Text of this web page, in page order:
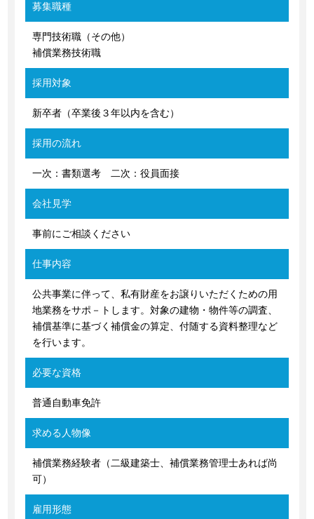
募集職種
専門技術職（その他）
補償業務技術職
採用対象
新卒者（卒業後３年以内を含む）
採用の流れ
一次：書類選考 二次：役員面接
会社見学
事前にご相談ください
仕事内容
公共事業に伴って、私有財産をお譲りいただくための用
地業務をサポ－トします。対象の建物・物件等の調査、
補償基準に基づく補償金の算定、付随する資料整理など
を行います。
必要な資格
普通自動車免許
求める人物像
補償業務経験者（二級建築士、補償業務管理士あれば尚
可）
雇用形態